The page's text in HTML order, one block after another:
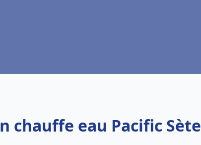
chauffe eau Pacific Sète